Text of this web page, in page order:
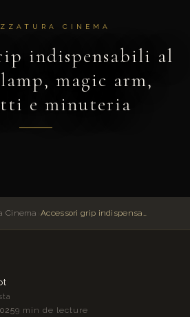
CINEMA
indispensabili al
magic arm,
e minuteria
Cinema › Accessori grip indispensabili al cinema: clamp, magic arm, cavalletti e minuteria
9 min de lecture